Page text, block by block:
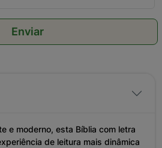
Enviar
e moderno, esta Bíblia com letra
de leitura mais dinâmica